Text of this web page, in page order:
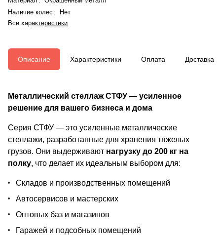
Наличие колес :
Нет
Все характеристики
Описание Характеристики Оплата Доставка
Металлический стеллаж СТФУ — усиленное
решение для вашего бизнеса и дома
Серия СТФУ — это усиленные металлические
стеллажи, разработанные для хранения тяжелых
грузов. Они выдерживают нагрузку до 200 кг на
полку, что делает их идеальным выбором для:
Складов и производственных помещений
Автосервисов и мастерских
Оптовых баз и магазинов
Гаражей и подсобных помещений